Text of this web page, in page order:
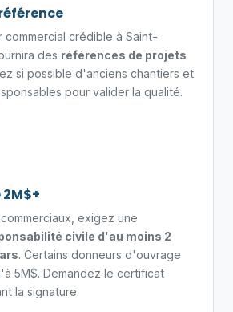
commercial crédible à Saint-
des références de projets
si possible d'anciens chantiers et
pour valider la qualité.
exigez une
civile d'au moins 2
. Certains donneurs d'ouvrage
5M$. Demandez le certificat
la signature.